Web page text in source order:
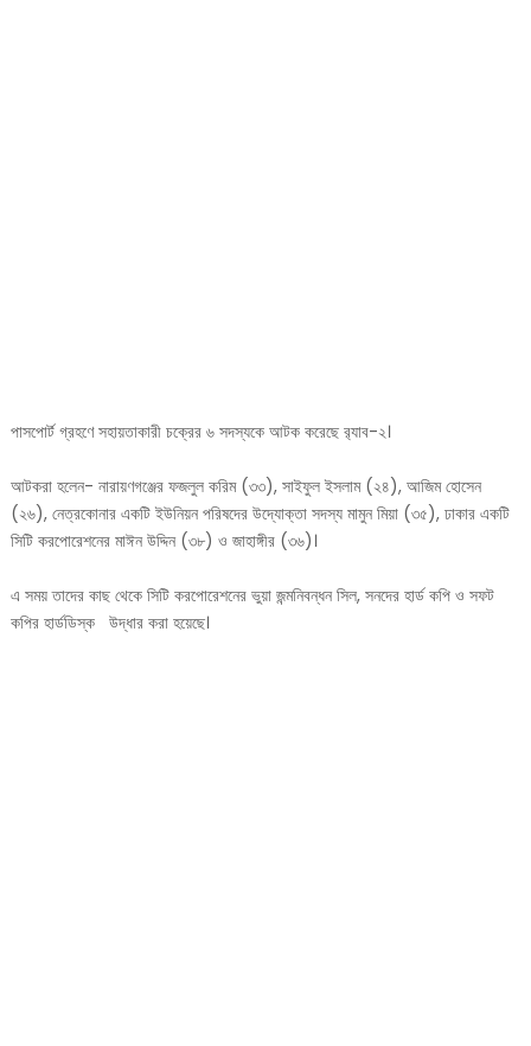
পাসপোর্ট গ্রহণে সহায়তাকারী চক্রের ৬ সদস্যকে আটক করেছে র‌্যাব-২।
আটকরা হলেন- নারায়ণগঞ্জের ফজলুল করিম (৩৩), সাইফুল ইসলাম (২৪), আজিম হোসেন
(২৬), নেত্রকোনার একটি ইউনিয়ন পরিষদের উদ্যোক্তা সদস্য মামুন মিয়া (৩৫), ঢাকার একটি
সিটি করপোরেশনের মাঈন উদ্দিন (৩৮) ও জাহাঙ্গীর (৩৬)।
এ সময় তাদের কাছ থেকে সিটি করপোরেশনের ভুয়া জন্মনিবন্ধন সিল, সনদের হার্ড কপি ও সফট
কপির হার্ডডিস্ক উদ্ধার করা হয়েছে।